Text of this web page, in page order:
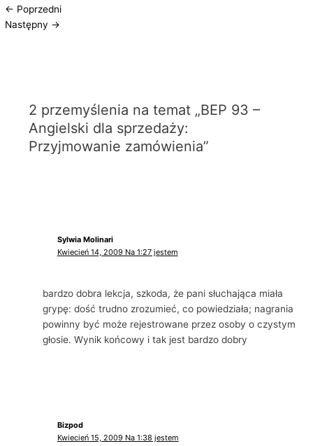
← Poprzedni
Następny →
2 przemyślenia na temat „BEP 93 –
Angielski dla sprzedaży:
Przyjmowanie zamówienia”
Sylwia Molinari
Kwiecień 14, 2009 Na 1:27 jestem
bardzo dobra lekcja, szkoda, że ​​pani słuchająca miała
grypę: dość trudno zrozumieć, co powiedziała; nagrania
powinny być może rejestrowane przez osoby o czystym
głosie. Wynik końcowy i tak jest bardzo dobry
Bizpod
Kwiecień 15, 2009 Na 1:38 jestem